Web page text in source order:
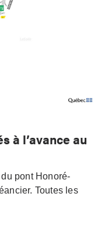
à l’avance au
pont Honoré-
Toutes les